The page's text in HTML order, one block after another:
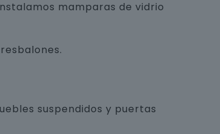
mamparas de vidrio
suspendidos y puertas